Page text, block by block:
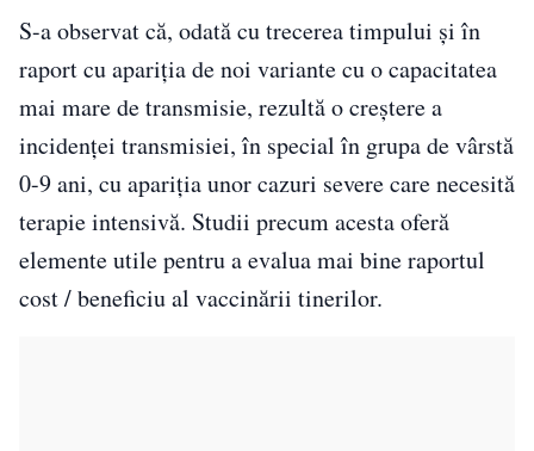
S-a observat că, odată cu trecerea timpului și în
raport cu apariția de noi variante cu o capacitatea
mai mare de transmisie, rezultă o creștere a
incidenței transmisiei, în special în grupa de vârstă
0-9 ani, cu apariția unor cazuri severe care necesită
terapie intensivă. Studii precum acesta oferă
elemente utile pentru a evalua mai bine raportul
cost / beneficiu al vaccinării tinerilor.